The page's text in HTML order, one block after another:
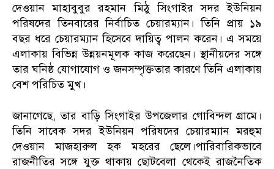
দেওয়ান মাহাবুবুর রহমান মিঠু সিংগাইর সদর ইউনিয়ন
পরিষদের তিনবারের নির্বাচিত চেয়ারম্যান। তিনি প্রায় ১৯
বছর ধরে চেয়ারম্যান হিসেবে দায়িত্ব পালন করেন। এ সময়ে
এলাকায় বিভিন্ন উন্নয়নমূলক কাজ করেছেন। স্থানীয়দের সঙ্গে
তার ঘনিষ্ঠ যোগাযোগ ও জনসম্পৃক্ততার কারণে তিনি এলাকায়
বেশ পরিচিত মুখ।
জানাগেছে, তার বাড়ি সিংগাইর উপজেলার গোবিন্দল গ্রামে।
তিনি সাবেক সদর ইউনিয়ন পরিষদের চেয়ারম্যান মরহুম
দেওয়ান মাজহারুল হক মহরের ছেলে।পারিবারিকভাবে
রাজনীতির সঙ্গে যুক্ত থাকায় ছোটবেলা থেকেই রাজনৈতিক